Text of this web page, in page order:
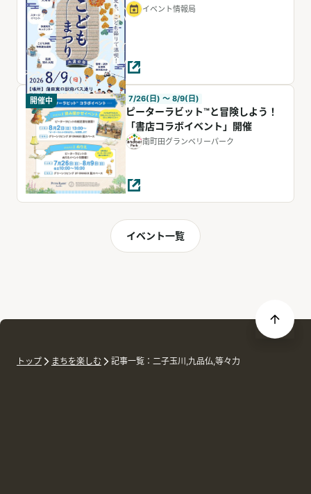
イベント情報局
開催中 7/26(日) 〜 8/9(日)
ピーターラビット™と冒険しよう！
「書店コラボイベント」開催
南町田グランベリーパーク
イベント一覧
トップ まちを楽しむ 記事一覧：二子玉川,九品仏,等々力